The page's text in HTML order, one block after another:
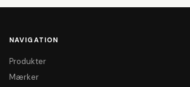
NAVIGATION
Produkter
Mærker